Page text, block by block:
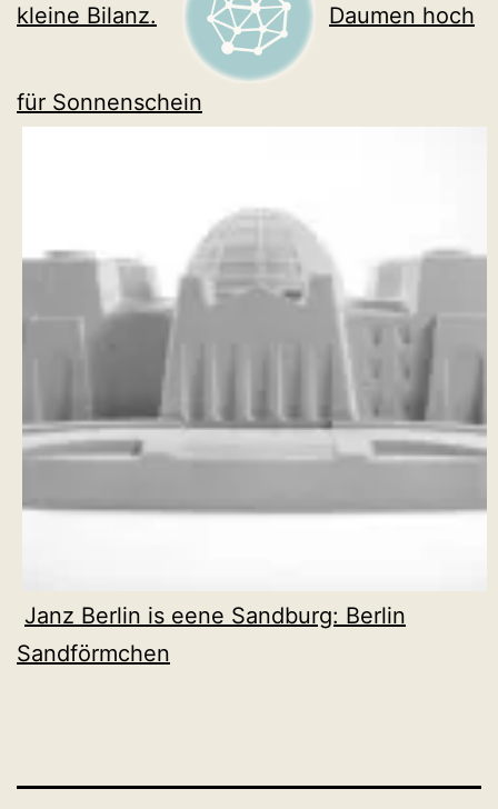
kleine Bilanz. Daumen hoch
für Sonnenschein
Janz Berlin is eene Sandburg: Berlin
Sandförmchen